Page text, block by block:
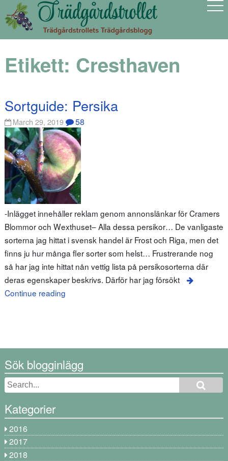
Etikett: Cresthaven
Sortguide: Persika
March 29, 2019 58
-Inlägget innehåller reklam genom annonslänkar för Cramers
Blommor och Wexthuset– Alla dessa persikor… De vanligaste
sorterna jag hittat i svensk handel är Frost och Riga, men det
finns ju hur många fler sorter som helst… Frustrerande nog
så har jag inte hittat nån vettig lista på persikosorterna där
deras egenskaper beskrivs. Därför har jag försökt
Continue reading
Sök blogginlägg
Kategorier
2016
2017
2018